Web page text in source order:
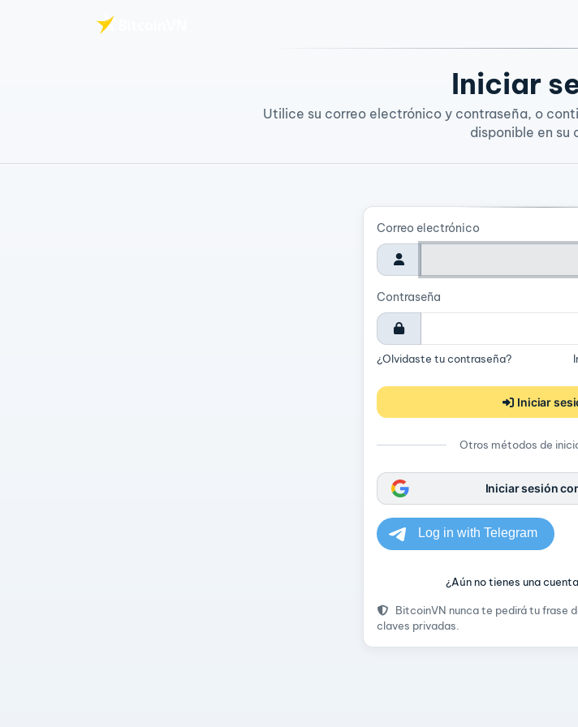
Iniciar
Utilice su correo electrónico y contraseña, o
disponible en su
Correo electrónico
Contraseña
¿Olvidaste tu contraseña?
Iniciar
Otros métodos de
Iniciar sesión
¿Aún no tienes una
BitcoinVN nunca te pedirá tu frase
claves privadas.